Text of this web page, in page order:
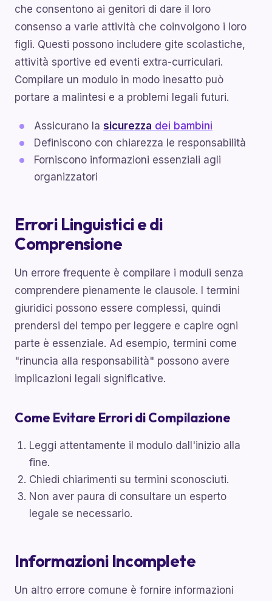
che consentono ai genitori di dare il loro
consenso a varie attività che coinvolgono i loro
figli. Questi possono includere gite scolastiche,
attività sportive ed eventi extra-curriculari.
Compilare un modulo in modo inesatto può
portare a malintesi e a problemi legali futuri.
Assicurano la sicurezza dei bambini
Definiscono con chiarezza le responsabilità
Forniscono informazioni essenziali agli
organizzatori
Errori Linguistici e di
Comprensione
Un errore frequente è compilare i moduli senza
comprendere pienamente le clausole. I termini
giuridici possono essere complessi, quindi
prendersi del tempo per leggere e capire ogni
parte è essenziale. Ad esempio, termini come
"rinuncia alla responsabilità" possono avere
implicazioni legali significative.
Come Evitare Errori di Compilazione
Leggi attentamente il modulo dall'inizio alla
fine.
Chiedi chiarimenti su termini sconosciuti.
Non aver paura di consultare un esperto
legale se necessario.
Informazioni Incomplete
Un altro errore comune è fornire informazioni